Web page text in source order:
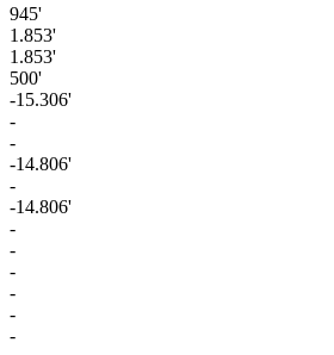
945'
1.853'
1.853'
500'
-15.306'
-
-
-14.806'
-
-14.806'
-
-
-
-
-
-